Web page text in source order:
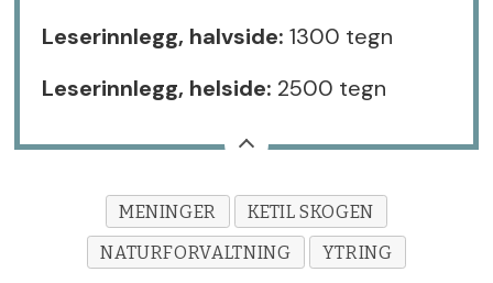
Leserinnlegg, halvside:1300 tegn
Leserinnlegg, helside: 2500 tegn
MENINGER
KETIL SKOGEN
NATURFORVALTNING
YTRING